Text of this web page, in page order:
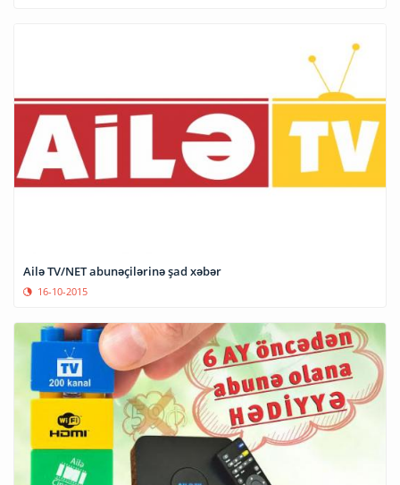
Ailə TV/NET abunəçilərinə şad xəbər
16-10-2015